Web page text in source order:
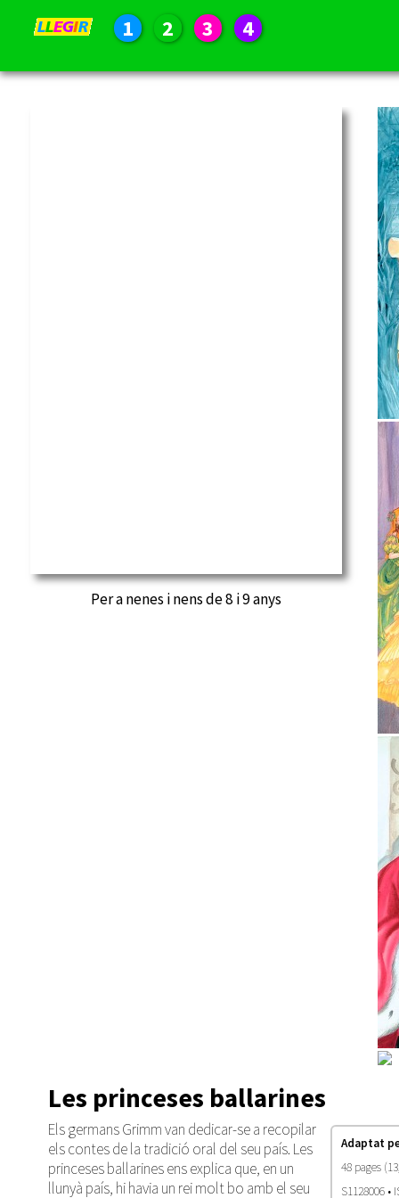
1 2 3 4
Per a nenes i nens de 8 i 9 anys
Les princeses ballarines
Els germans Grimm van dedicar-se a recopilar
els contes de la tradició oral del seu país. Les
princeses ballarines ens explica que, en un
llunyà país, hi havia un rei molt bo amb el seu
Adaptat
48 pages
S1128006 •